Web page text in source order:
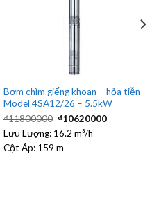
Bơm chìm giếng khoan – hỏa tiễn
Model 4SA12/26 – 5.5kW
₫11800000 Giá
gốc
là:
₫10620000Giá
hiện
Lưu Lượng: 16.2 m³/h
Cột Áp: 159 m